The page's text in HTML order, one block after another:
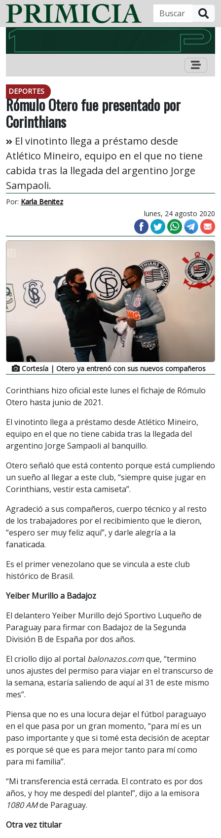
DEPORTES
Rómulo Otero fue presentado por
Corinthians
El vinotinto llega a préstamo desde
Atlético Mineiro, equipo en el que no tiene
cabida tras la llegada del argentino Jorge
Sampaoli.
Por: Karla Benitez
lunes, 24 agosto 2020
Cortesía | Otero ya entrenó con sus nuevos compañeros
Corinthians hizo oficial este lunes el fichaje de Rómulo
Otero hasta junio de 2021.
El vinotinto llega a préstamo desde Atlético Mineiro,
equipo en el que no tiene cabida tras la llegada del
argentino Jorge Sampaoli al banquillo.
Otero señaló que está contento porque está cumpliendo
un sueño al llegar a este club, “siempre quise jugar en
Corinthians, vestir esta camiseta”.
Agradeció a sus compañeros, cuerpo técnico y al resto
de los trabajadores por el recibimiento que le dieron,
“espero ser muy feliz aquí”, y darle alegría a la
fanaticada.
Es el primer venezolano que se vincula a este club
histórico de Brasil.
Yeiber Murillo a Badajoz
El delantero Yeiber Murillo dejó Sportivo Luqueño de
Paraguay para firmar con Badajoz de la Segunda
División B de España por dos años.
El criollo dijo al portal balonazos.comque, “termino
unos ajustes del permiso para viajar en el transcurso de
la semana, estaría saliendo de aquí al 31 de este mismo
mes”.
Piensa que no es una locura dejar el fútbol paraguayo
en el que pasa por un gran momento, “para mí es un
paso importante y que si tomé esta decisión de aceptar
es porque sé que es para mejor tanto para mí como
para mi familia”.
“Mi transferencia está cerrada. El contrato es por dos
años, y hoy me despedí del plantel”, dijo a la emisora
1080 AMde Paraguay.
Otra vez titular